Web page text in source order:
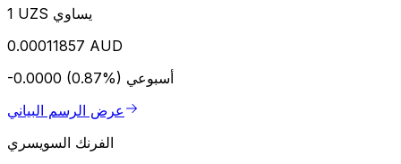
1 UZS يساوي
0.00011857 AUD
-0.0000 (0.87%) أسبوعي
عرض الرسم البياني
الفرنك السويسري